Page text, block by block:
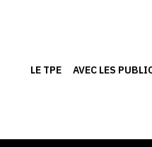
LE TPE AVEC LES